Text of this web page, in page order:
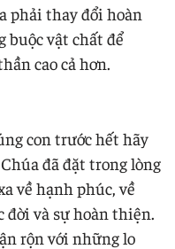
phải thay đổi hoàn
buộc vật chất để
cao cả hơn.
con trước hết hãy
đã đặt trong lòng
về hạnh phúc, về
và sự hoàn thiện.
rộn với những lo